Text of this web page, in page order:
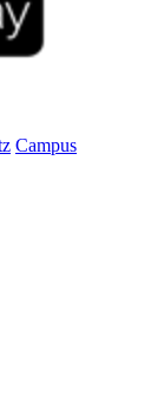
Campus